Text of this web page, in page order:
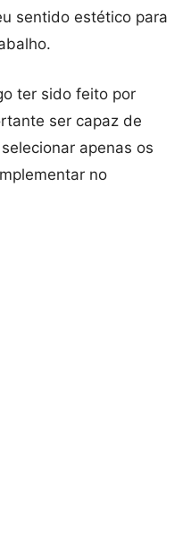
sentido estético para
ter sido feito por
ser capaz de
apenas os
no